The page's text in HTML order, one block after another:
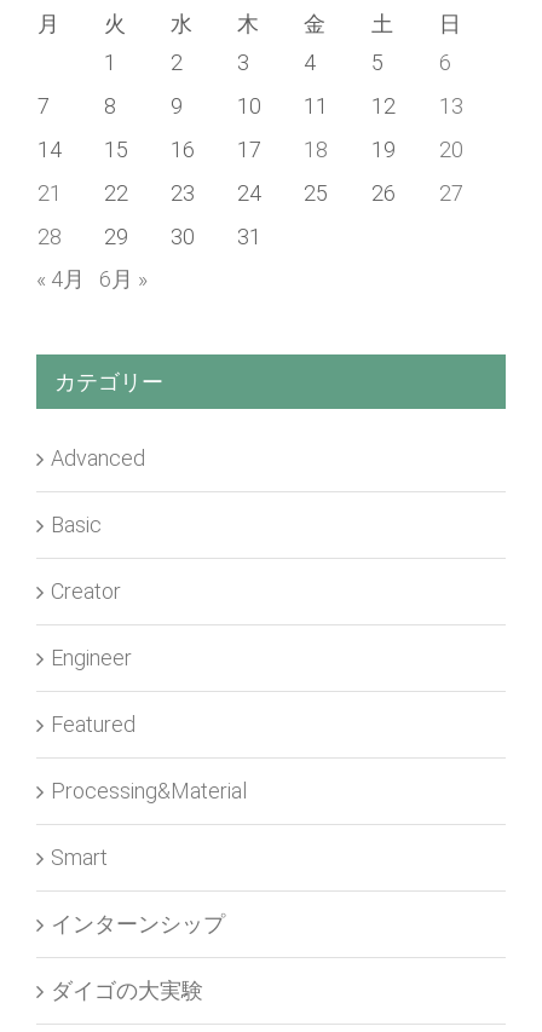
月
火 水 木 金 土
日
1
2 3 4 5
6
7
8 9 10 11 12
13
14
15 16 17 18 19
20
21
22 23 24 25 26
27
28
29 30
31
« 4月
6月 »
カテゴリー
Advanced
Basic
Creator
Engineer
Featured
Processing&Material
Smart
インターンシップ
ダイゴの大実験